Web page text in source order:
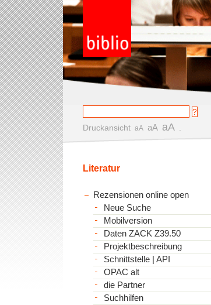
Druckansicht aA aA aA
Literatur
Rezensionen online open
Neue Suche
Mobilversion
Daten ZACK Z39.50
Projektbeschreibung
Schnittstelle | API
OPAC alt
die Partner
Suchhilfen